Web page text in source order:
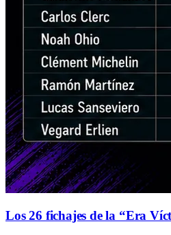
Los 26 fichajes de la “Era